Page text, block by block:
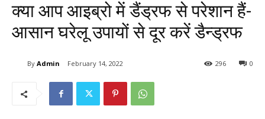
क्या आप आइब्रो में डैंड्रफ से परेशान हैं-
आसान घरेलू उपायों से दूर करें डैन्ड्रफ
By Admin February 14, 2022 0
296